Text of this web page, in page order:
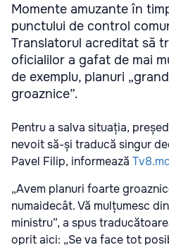
Momente amuzante în
punctului de control
Translatorul acreditat să
oficialilor a gafat de mai
de exemplu, planuri
groaznice”.
Pentru a salva situația,
nevoit să-și traducă singur
Pavel Filip, informează
„Avem planuri foarte
numaidecât. Vă mulțumesc
ministru”, a spus
oprit aici: „Se va face tot